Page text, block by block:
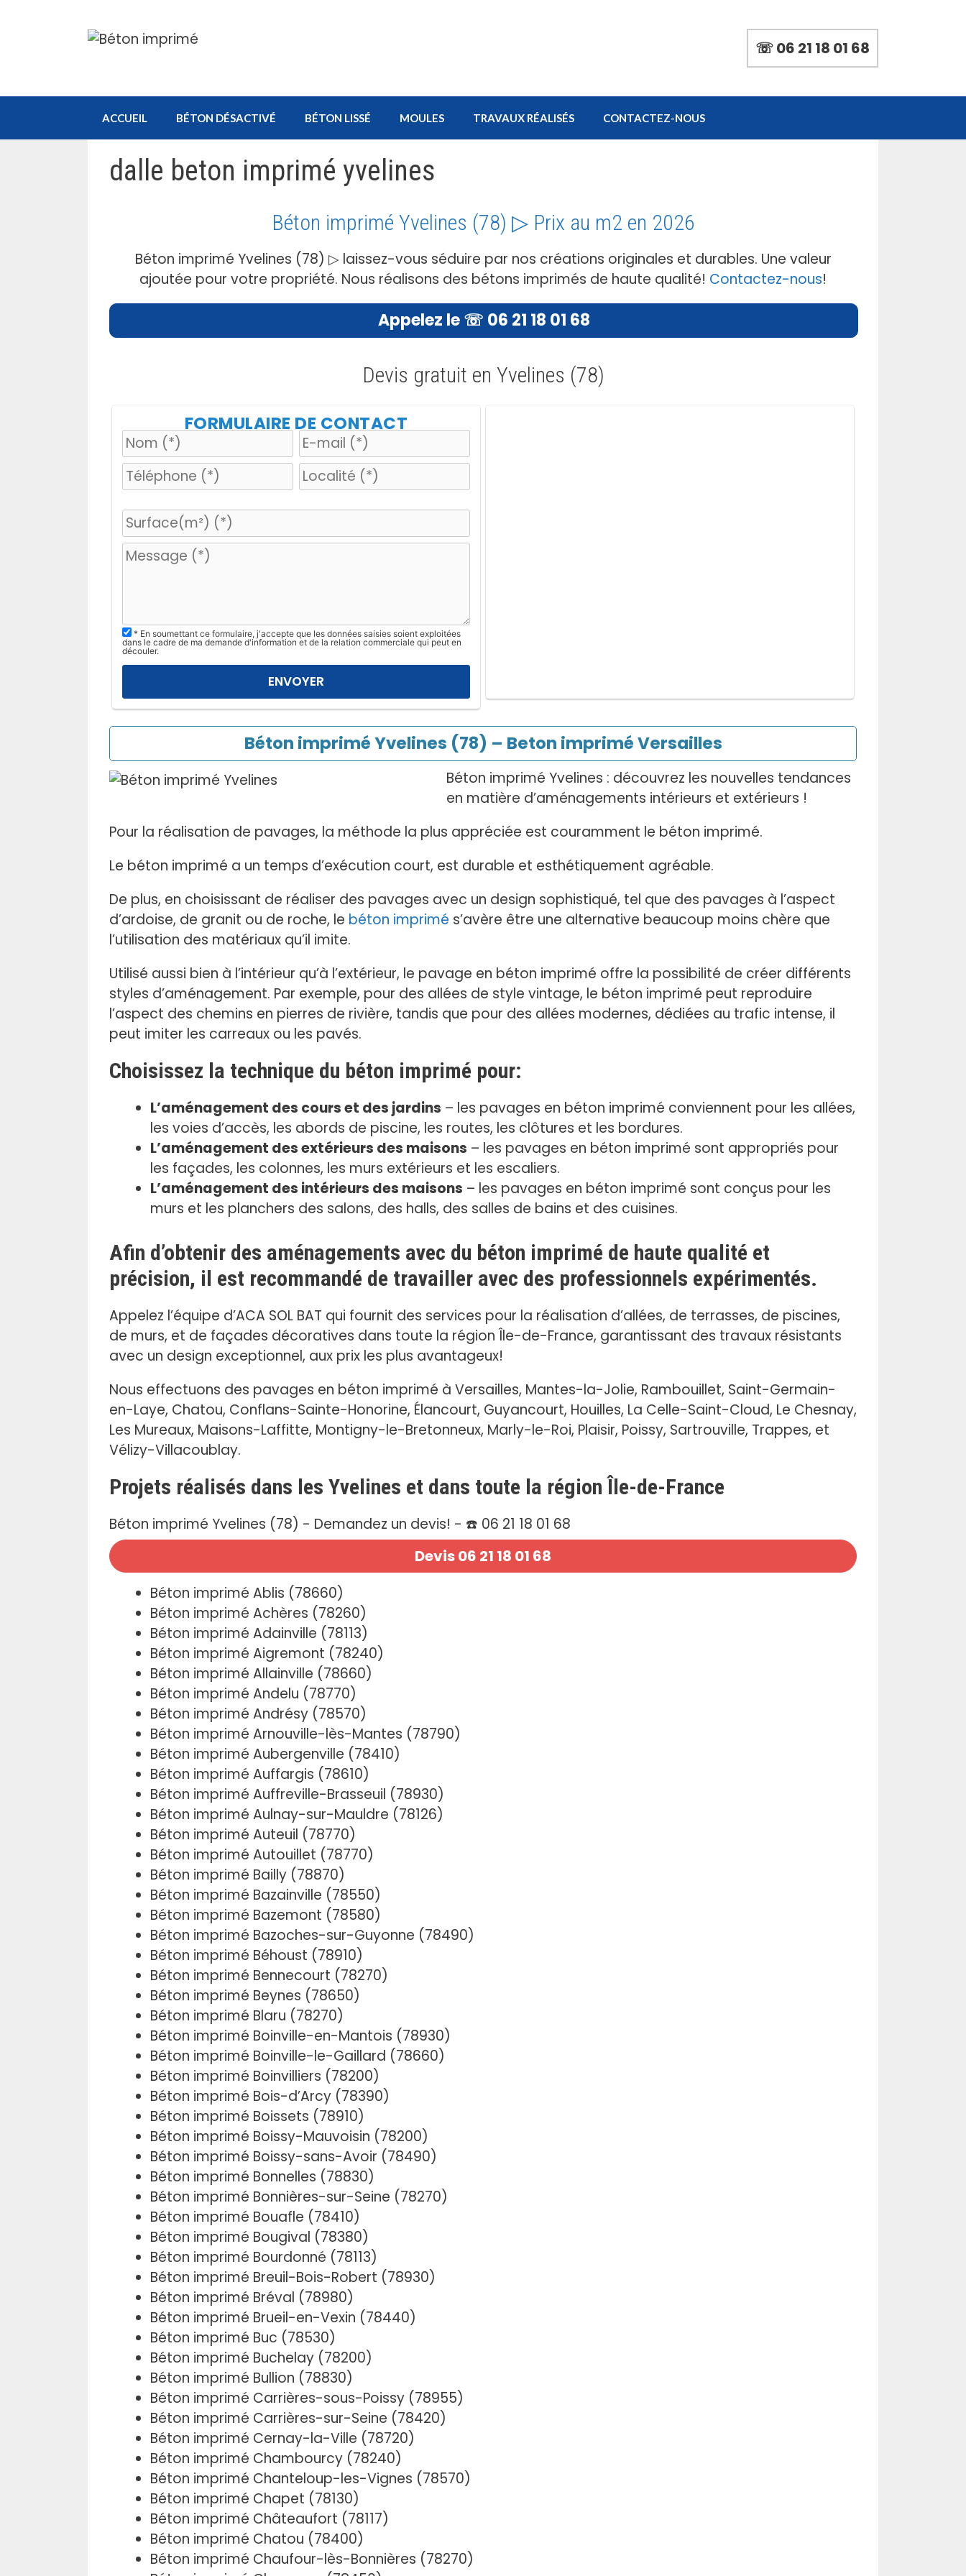
☏ 06 21 18 01 68
ACCUEIL BÉTON DÉSACTIVÉ BÉTON LISSÉ MOULES TRAVAUX RÉALISÉS CONTACTEZ-NOUS
dalle beton imprimé yvelines
Béton imprimé Yvelines (78) ▷ Prix au m2 en 2026
Béton imprimé Yvelines (78) ▷ laissez-vous séduire par nos créations originales et durables. Une valeur
ajoutée pour votre propriété. Nous réalisons des bétons imprimés de haute qualité! Contactez-nous!
Appelez le ☏ 06 21 18 01 68
Devis gratuit en Yvelines (78)
FORMULAIRE DE CONTACT
e
u
z
l
a
s
c
e
h
m
v
i
d
.
* En soumettant ce formulaire, j'accepte que les données saisies soient exploitées
dans le cadre de ma demande d'information et de la relation commerciale qui peut en
découler.
Béton imprimé Yvelines (78) – Beton imprimé Versailles
Béton imprimé Yvelines : découvrez les nouvelles tendances
en matière d’aménagements intérieurs et extérieurs !
Pour la réalisation de pavages, la méthode la plus appréciée est couramment le béton imprimé.
Le béton imprimé a un temps d’exécution court, est durable et esthétiquement agréable.
De plus, en choisissant de réaliser des pavages avec un design sophistiqué, tel que des pavages à l’aspect
d’ardoise, de granit ou de roche, le béton imprimé s’avère être une alternative beaucoup moins chère que
l’utilisation des matériaux qu’il imite.
Utilisé aussi bien à l’intérieur qu’à l’extérieur, le pavage en béton imprimé offre la possibilité de créer différents
styles d’aménagement. Par exemple, pour des allées de style vintage, le béton imprimé peut reproduire
l’aspect des chemins en pierres de rivière, tandis que pour des allées modernes, dédiées au trafic intense, il
peut imiter les carreaux ou les pavés.
Choisissez la technique du béton imprimé pour:
L’aménagement des cours et des jardins – les pavages en béton imprimé conviennent pour les allées,
les voies d’accès, les abords de piscine, les routes, les clôtures et les bordures.
L’aménagement des extérieurs des maisons – les pavages en béton imprimé sont appropriés pour
les façades, les colonnes, les murs extérieurs et les escaliers.
L’aménagement des intérieurs des maisons – les pavages en béton imprimé sont conçus pour les
murs et les planchers des salons, des halls, des salles de bains et des cuisines.
Afin d’obtenir des aménagements avec du béton imprimé de haute qualité et
précision, il est recommandé de travailler avec des professionnels expérimentés.
Appelez l’équipe d’ACA SOL BAT qui fournit des services pour la réalisation d’allées, de terrasses, de piscines,
de murs, et de façades décoratives dans toute la région Île-de-France, garantissant des travaux résistants
avec un design exceptionnel, aux prix les plus avantageux!
Nous effectuons des pavages en béton imprimé à Versailles, Mantes-la-Jolie, Rambouillet, Saint-Germain-
en-Laye, Chatou, Conflans-Sainte-Honorine, Élancourt, Guyancourt, Houilles, La Celle-Saint-Cloud, Le Chesnay,
Les Mureaux, Maisons-Laffitte, Montigny-le-Bretonneux, Marly-le-Roi, Plaisir, Poissy, Sartrouville, Trappes, et
Vélizy-Villacoublay.
Projets réalisés dans les Yvelines et dans toute la région Île-de-France
Béton imprimé Yvelines (78) - Demandez un devis! - ☎️ 06 21 18 01 68
Devis 06 21 18 01 68
Béton imprimé Ablis (78660)
Béton imprimé Achères (78260)
Béton imprimé Adainville (78113)
Béton imprimé Aigremont (78240)
Béton imprimé Allainville (78660)
Béton imprimé Andelu (78770)
Béton imprimé Andrésy (78570)
Béton imprimé Arnouville-lès-Mantes (78790)
Béton imprimé Aubergenville (78410)
Béton imprimé Auffargis (78610)
Béton imprimé Auffreville-Brasseuil (78930)
Béton imprimé Aulnay-sur-Mauldre (78126)
Béton imprimé Auteuil (78770)
Béton imprimé Autouillet (78770)
Béton imprimé Bailly (78870)
Béton imprimé Bazainville (78550)
Béton imprimé Bazemont (78580)
Béton imprimé Bazoches-sur-Guyonne (78490)
Béton imprimé Béhoust (78910)
Béton imprimé Bennecourt (78270)
Béton imprimé Beynes (78650)
Béton imprimé Blaru (78270)
Béton imprimé Boinville-en-Mantois (78930)
Béton imprimé Boinville-le-Gaillard (78660)
Béton imprimé Boinvilliers (78200)
Béton imprimé Bois-d’Arcy (78390)
Béton imprimé Boissets (78910)
Béton imprimé Boissy-Mauvoisin (78200)
Béton imprimé Boissy-sans-Avoir (78490)
Béton imprimé Bonnelles (78830)
Béton imprimé Bonnières-sur-Seine (78270)
Béton imprimé Bouafle (78410)
Béton imprimé Bougival (78380)
Béton imprimé Bourdonné (78113)
Béton imprimé Breuil-Bois-Robert (78930)
Béton imprimé Bréval (78980)
Béton imprimé Brueil-en-Vexin (78440)
Béton imprimé Buc (78530)
Béton imprimé Buchelay (78200)
Béton imprimé Bullion (78830)
Béton imprimé Carrières-sous-Poissy (78955)
Béton imprimé Carrières-sur-Seine (78420)
Béton imprimé Cernay-la-Ville (78720)
Béton imprimé Chambourcy (78240)
Béton imprimé Chanteloup-les-Vignes (78570)
Béton imprimé Chapet (78130)
Béton imprimé Châteaufort (78117)
Béton imprimé Chatou (78400)
Béton imprimé Chaufour-lès-Bonnières (78270)